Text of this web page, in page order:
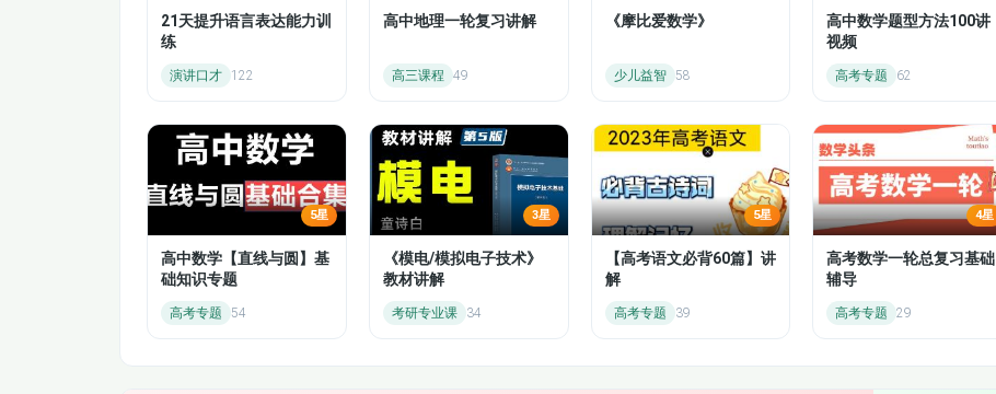
4.8 Professional Email writing
6.1 Economic Sanctions 6.3 Pressure Points
6.4 International Relations 6.5 Language Focus
2.10 学习技能：Electronic Resources
3.1 概念导入：Prejudice and Stereotype
3.2 背景知识 Author and Background
3.4 词汇拓展：National Characters
3.5 相关知识：National Characters and Citizen of the World
3.6 语言难点：Language Focus
3.7 写作指导：Thesis Statement
3.9 商业技能：Dealing with Conflict
4.1 Monopoly
21天提升语言表达能力训
练
演讲口才 122
高中地理一轮复习讲解
高三课程 49
《摩比爱数学》
少儿益智 58
高中数学题型方法100讲
视频
高考专题 62
5星
高中数学【直线与圆】基
础知识专题
高考专题 54
3星
《模电/模拟电子技术》
教材讲解
考研专业课 34
5星
【高考语文必背60篇】讲
解
高考专题 39
4星
高考数学一轮总复习基础
辅导
高考专题 29